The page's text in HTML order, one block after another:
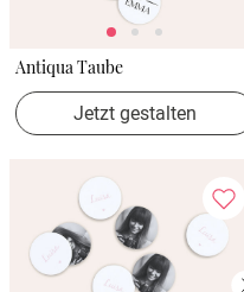
Antiqua Taube
Jetzt gestalten